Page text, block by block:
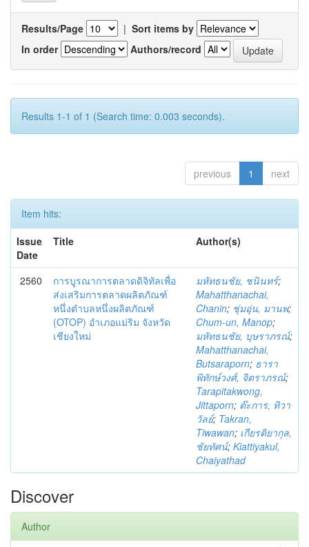
Results/Page | Sort items by
In order
Authors/record
Results 1-1 of 1 (Search time: 0.003 seconds).
previous 1 next
Item hits:
Issue
Date
Title Author(s)
2560
การบูรณาการตลาดดิจิทัลเพื่อ
ส่งเสริมการตลาดผลิตภัณฑ์
หนึ่งตำบลหนึ่งผลิตภัณฑ์
(OTOP) อำเภอแม่ริม จังหวัด
เชียงใหม่
มหัทธนชัย, ชนินทร์;
Mahatthanachai,
Chanin; ชุ่มอุ่น, มานพ;
Chum-un, Manop;
มหัทธนชัย, บุษราภรณ์;
Mahatthanachai,
Butsaraporn; ธารา
พิทักษ์วงศ์, จิตราภรณ์;
Tarapitakwong,
Jittaporn; ต๊ะการ, ทิวา
วัลย์; Takran,
Tiwawan; เกียรติยากุล,
ชัยทัศน์; Kiattiyakul,
Chaiyathad
Discover
Author